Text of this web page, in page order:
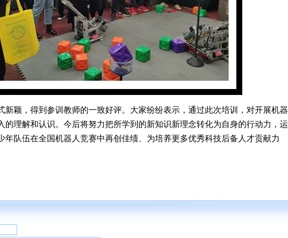
颖，得到参训教师的一致好评。大家纷纷表示，通过此次培训，对开展机器
的理解和认识。今后将努力把所学到的新知识新理念转化为自身的行动力，运
年队伍在全国机器人竞赛中再创佳绩、为培养更多优秀科技后备人才贡献力